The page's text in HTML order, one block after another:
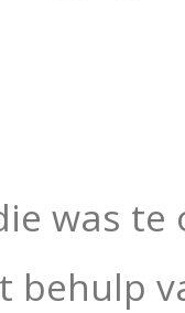
was te
behulp